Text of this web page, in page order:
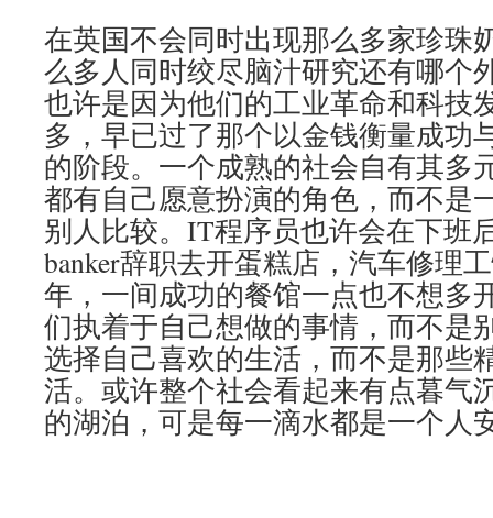
在英国不会同时出现那么多家珍珠
么多人同时绞尽脑汁研究还有哪个
也许是因为他们的工业革命和科技
多，早已过了那个以金钱衡量成功
的阶段。一个成熟的社会自有其多
都有自己愿意扮演的角色，而不是
别人比较。IT程序员也许会在下班
banker辞职去开蛋糕店，汽车修理
年，一间成功的餐馆一点也不想多
们执着于自己想做的事情，而不是
选择自己喜欢的生活，而不是那些
活。或许整个社会看起来有点暮气
的湖泊，可是每一滴水都是一个人